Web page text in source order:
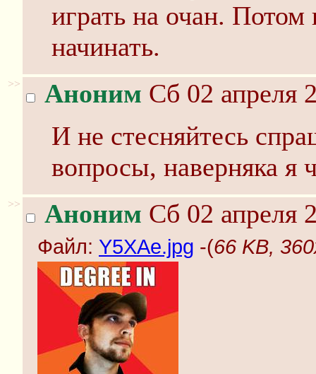
играть на очан.
начинать.
>> Аноним Сб 02 апреля
И не стесняйтесь
вопросы, наверняка я
>> Аноним Сб 02 апреля
Файл: Y5XAe.jpg -(66 KB,